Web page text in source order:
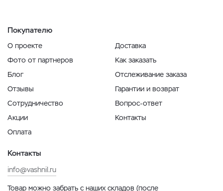
Покупателю
О проекте
Фото от партнеров
Блог
Отзывы
Сотрудничество
Акции
Оплата
Доставка
Как заказать
Отслеживание заказа
Гарантии и возврат
Вопрос-ответ
Контакты
Контакты
info@vashnil.ru
Товар можно забрать с наших складов (после